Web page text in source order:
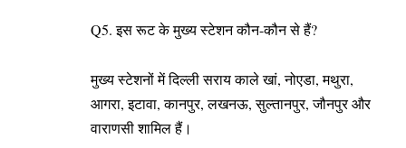
Q5. इस रूट के मुख्य स्टेशन कौन-कौन से हैं?
मुख्य स्टेशनों में दिल्ली सराय काले खां, नोएडा, मथुरा,
आगरा, इटावा, कानपुर, लखनऊ, सुल्तानपुर, जौनपुर और
वाराणसी शामिल हैं।